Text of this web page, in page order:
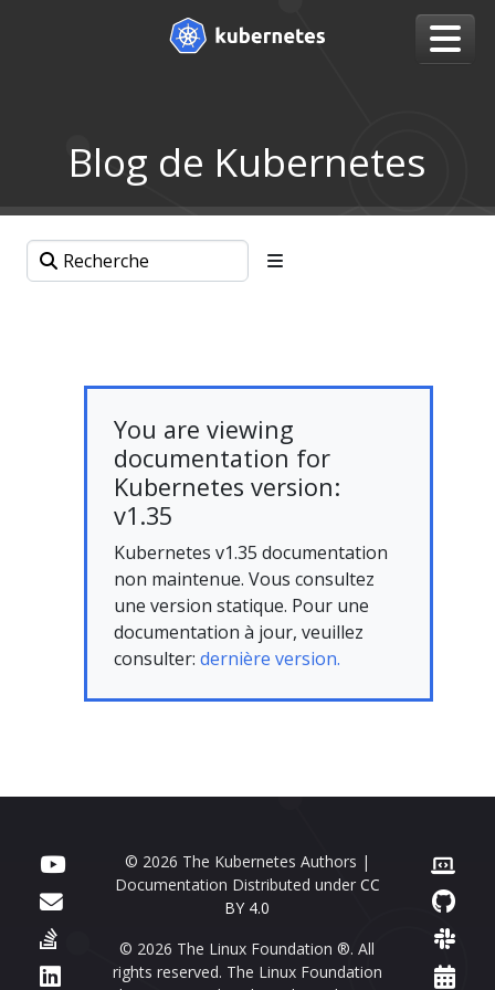
Blog de Kubernetes
You are viewing
documentation for
Kubernetes version:
v1.35
Kubernetes v1.35 documentation
non maintenue. Vous consultez
une version statique. Pour une
documentation à jour, veuillez
consulter: dernière version.
© 2026 The Kubernetes Authors |
Documentation Distributed under CC
BY 4.0
© 2026 The Linux Foundation ®. All
rights reserved. The Linux Foundation